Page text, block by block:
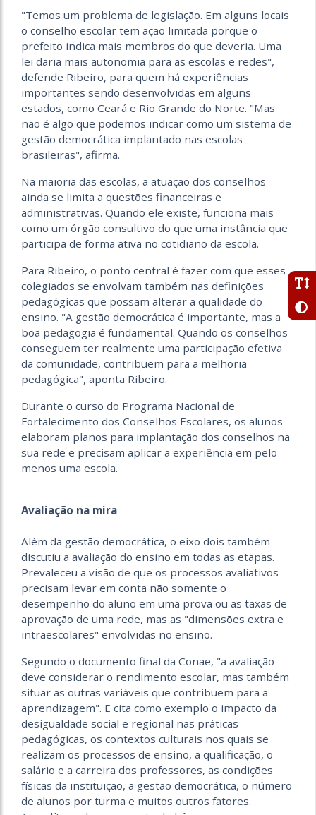
"Temos um problema de legislação. Em alguns locais
o conselho escolar tem ação limitada porque o
prefeito indica mais membros do que deveria. Uma
lei daria mais autonomia para as escolas e redes",
defende Ribeiro, para quem há experiências
importantes sendo desenvolvidas em alguns
estados, como Ceará e Rio Grande do Norte. "Mas
não é algo que podemos indicar como um sistema de
gestão democrática implantado nas escolas
brasileiras", afirma.
Na maioria das escolas, a atuação dos conselhos
ainda se limita a questões financeiras e
administrativas. Quando ele existe, funciona mais
como um órgão consultivo do que uma instância que
participa de forma ativa no cotidiano da escola.
Para Ribeiro, o ponto central é fazer com que esses
colegiados se envolvam também nas definições
pedagógicas que possam alterar a qualidade do
ensino. "A gestão democrática é importante, mas a
boa pedagogia é fundamental. Quando os conselhos
conseguem ter realmente uma participação efetiva
da comunidade, contribuem para a melhoria
pedagógica", aponta Ribeiro.
Durante o curso do Programa Nacional de
Fortalecimento dos Conselhos Escolares, os alunos
elaboram planos para implantação dos conselhos na
sua rede e precisam aplicar a experiência em pelo
menos uma escola.
Avaliação na mira
Além da gestão democrática, o eixo dois também
discutiu a avaliação do ensino em todas as etapas.
Prevaleceu a visão de que os processos avaliativos
precisam levar em conta não somente o
desempenho do aluno em uma prova ou as taxas de
aprovação de uma rede, mas as "dimensões extra e
intraescolares" envolvidas no ensino.
Segundo o documento final da Conae, "a avaliação
deve considerar o rendimento escolar, mas também
situar as outras variáveis que contribuem para a
aprendizagem". E cita como exemplo o impacto da
desigualdade social e regional nas práticas
pedagógicas, os contextos culturais nos quais se
realizam os processos de ensino, a qualificação, o
salário e a carreira dos professores, as condições
físicas da instituição, a gestão democrática, o número
de alunos por turma e muitos outros fatores.